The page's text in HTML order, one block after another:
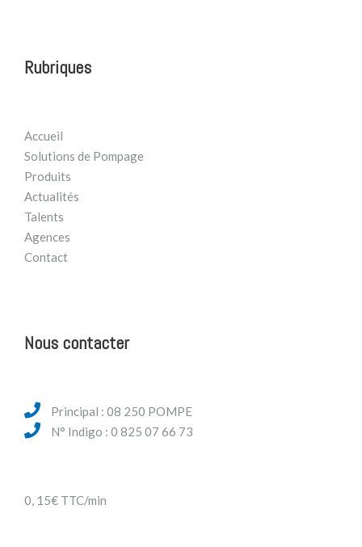
Rubriques
Accueil
Solutions de Pompage
Produits
Actualités
Talents
Agences
Contact
Nous contacter
Principal : 08 250 POMPE
N° Indigo : 0 825 07 66 73
0, 15€ TTC/min